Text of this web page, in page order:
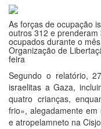
As forças de ocupação
outros 312 e
ocupados durante o
Organização de
feira
Segundo o relatório,
israelitas a Gaza,
quatro crianças,
frio», alegadamente
e atropelamneto na